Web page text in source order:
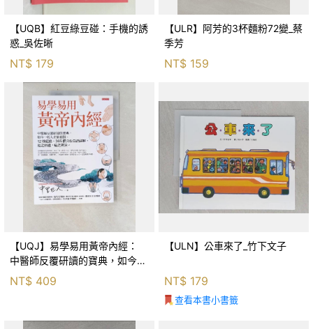
【UQB】紅豆綠豆碰：手機的誘
惑_吳佐晰
NT$ 179
【ULR】阿芳的3杯麵粉72變_蔡
季芳
NT$ 159
【UQJ】易學易用黃帝內經：
中醫師反覆研讀的寶典，如今一
般人也能實踐。12條經絡、365
個穴位白話詳解，經之所過，病
NT$ 409
【ULN】公車來了_竹下文子
NT$ 179
查看本書小書籤